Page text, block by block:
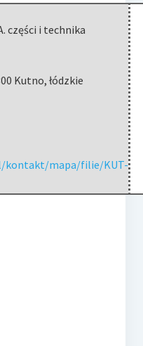
części i technika
Kutno, łódzkie
kontakt/mapa/filie/KUT-